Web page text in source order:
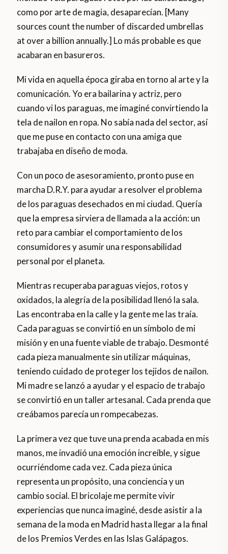
como por arte de magia, desaparecían. [Many
sources count the number of discarded umbrellas
at over a billion annually.] Lo más probable es que
acabaran en basureros.
Mi vida en aquella época giraba en torno al arte y la
comunicación. Yo era bailarina y actriz, pero
cuando vi los paraguas, me imaginé convirtiendo la
tela de nailon en ropa. No sabía nada del sector, así
que me puse en contacto con una amiga que
trabajaba en diseño de moda.
Con un poco de asesoramiento, pronto puse en
marcha D.R.Y. para ayudar a resolver el problema
de los paraguas desechados en mi ciudad. Quería
que la empresa sirviera de llamada a la acción: un
reto para cambiar el comportamiento de los
consumidores y asumir una responsabilidad
personal por el planeta.
Mientras recuperaba paraguas viejos, rotos y
oxidados, la alegría de la posibilidad llenó la sala.
Las encontraba en la calle y la gente me las traía.
Cada paraguas se convirtió en un símbolo de mi
misión y en una fuente viable de trabajo. Desmonté
cada pieza manualmente sin utilizar máquinas,
teniendo cuidado de proteger los tejidos de nailon.
Mi madre se lanzó a ayudar y el espacio de trabajo
se convirtió en un taller artesanal. Cada prenda que
creábamos parecía un rompecabezas.
La primera vez que tuve una prenda acabada en mis
manos, me invadió una emoción increíble, y sigue
ocurriéndome cada vez. Cada pieza única
representa un propósito, una conciencia y un
cambio social. El bricolaje me permite vivir
experiencias que nunca imaginé, desde asistir a la
semana de la moda en Madrid hasta llegar a la final
de los Premios Verdes en las Islas Galápagos.